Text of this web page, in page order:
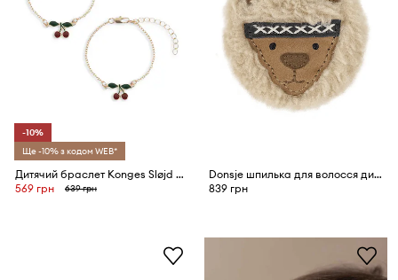
-10%
Ще -10% з кодом WEB*
Дитячий браслет Konges Sløjd 2 PACK CHERRY BESTIE BRACELETS 2-pack
569 грн
639 грн
Donsje шпилька для волосся дитяча шкіряна Josy Exclusive Hairclip Alpaca
839 грн